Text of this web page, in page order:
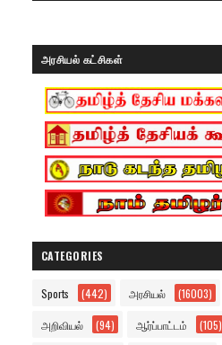
அரசியல் கட்சிகள்
CATEGORIES
Sports (442) அரசியல் (16003)
அறிவியல் (94) ஆர்ப்பாட்டம் (105)